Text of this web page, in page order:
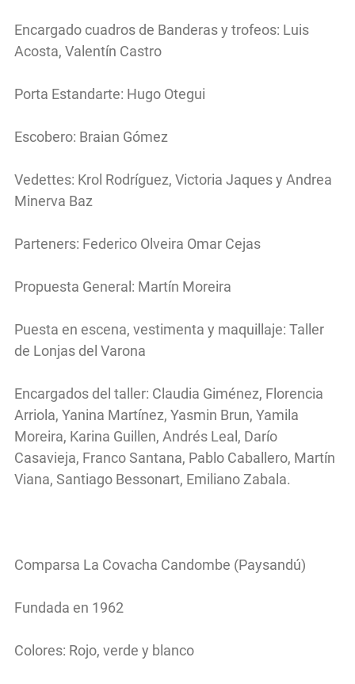
Encargado cuadros de Banderas y trofeos: Luis
Acosta, Valentín Castro
Porta Estandarte: Hugo Otegui
Escobero: Braian Gómez
Vedettes: Krol Rodríguez, Victoria Jaques y Andrea
Minerva Baz
Parteners: Federico Olveira Omar Cejas
Propuesta General: Martín Moreira
Puesta en escena, vestimenta y maquillaje: Taller
de Lonjas del Varona
Encargados del taller: Claudia Giménez, Florencia
Arriola, Yanina Martínez, Yasmin Brun, Yamila
Moreira, Karina Guillen, Andrés Leal, Darío
Casavieja, Franco Santana, Pablo Caballero, Martín
Viana, Santiago Bessonart, Emiliano Zabala.
Comparsa La Covacha Candombe (Paysandú)
Fundada en 1962
Colores: Rojo, verde y blanco